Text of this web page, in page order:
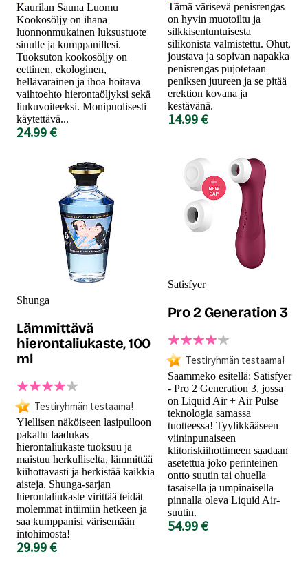
Kaurilan Sauna Luomu
Kookosöljy on ihana
luonnonmukainen luksustuote
sinulle ja kumppanillesi.
Tuoksuton kookosöljy on
eettinen, ekologinen,
hellävarainen ja ihoa hoitava
vaihtoehto hierontaöljyksi sekä
liukuvoiteeksi. Monipuolisesti
käytettävä...
24.99 €
Tämä värisevä penisrengas
on hyvin muotoiltu ja
silkkisentuntuisesta
silikonista valmistettu. Ohut,
joustava ja sopivan napakka
penisrengas pujotetaan
peniksen juureen ja se pitää
erektion kovana ja
kestävänä.
14.99 €
Shunga
Lämmittävä
hierontaliukaste, 100
ml
Testiryhmän testaama!
Ylellisen näköiseen lasipulloon
pakattu laadukas
hierontaliukaste tuoksuu ja
maistuu herkulliselta, lämmittää
kiihottavasti ja herkistää kaikkia
aisteja. Shunga-sarjan
hierontaliukaste virittää teidät
molemmat intiimiin hetkeen ja
saa kumppanisi värisemään
intohimosta!
29.99 €
Satisfyer
Pro 2 Generation 3
Testiryhmän testaama!
Saammeko esitellä: Satisfyer
- Pro 2 Generation 3, jossa
on Liquid Air + Air Pulse
teknologia samassa
tuotteessa! Tyylikkääseen
viininpunaiseen
klitoriskiihottimeen saadaan
asetettua joko perinteinen
ontto suutin tai ohuella
tasaisella ja umpinaisella
pinnalla oleva Liquid Air-
suutin.
54.99 €